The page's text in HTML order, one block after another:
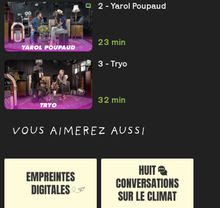
2 - Yarol Poupaud
23 min
3 - Tryo
32 min
VOUS AIMEREZ AUSSI